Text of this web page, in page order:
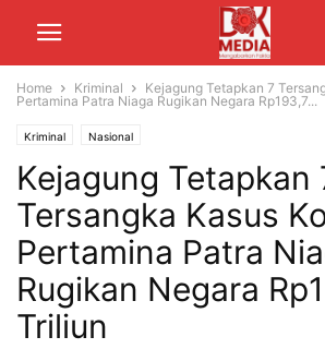
Home Kriminal
Kejagung Tetapkan 7
Pertamina Patra Niaga Rugikan Negara Rp193,7...
Kriminal Nasional
Kejagung Tetapkan
Tersangka Kasus
Pertamina Patra
Rugikan Negara
Triliun